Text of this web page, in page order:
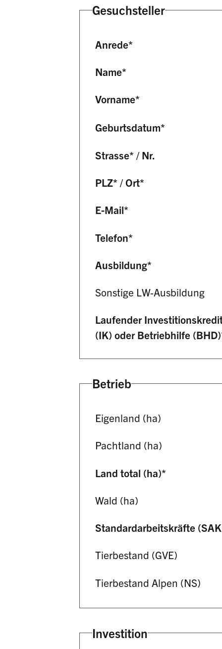
Gesuchsteller
Anrede*
Name*
Vorname*
Geburtsdatum*
Strasse* / Nr.
PLZ* /Ort*
E-Mail*
Telefon*
Ausbildung*
Sonstige LW-Ausbildung
Laufender
(IK) oder Betriebhilfe (BHD)
Betrieb
Eigenland (ha)
Pachtland (ha)
Land total (ha)*
Wald (ha)
Standardarbeitskräfte
Tierbestand (GVE)
Tierbestand Alpen (NS)
Investition